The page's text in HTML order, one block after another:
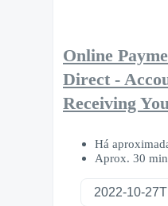
Online
Direct -
Receiving
Há
Aprox. 30